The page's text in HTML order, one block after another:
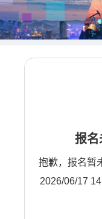
报名
抱歉，报名暂
2026/06/17